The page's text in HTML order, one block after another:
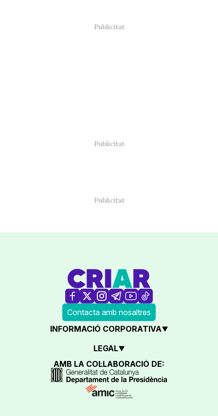
Contacta amb nosaltres
INFORMACIÓ CORPORATIVA
LEGAL
AMB LA COL·LABORACIÓ DE: